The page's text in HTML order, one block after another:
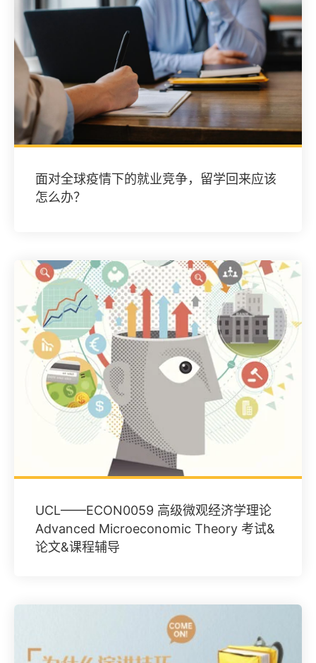
面对全球疫情下的就业竞争，留学回来应该
怎么办？
UCL——ECON0059 高级微观经济学理论
Advanced Microeconomic Theory 考试&
论文&课程辅导